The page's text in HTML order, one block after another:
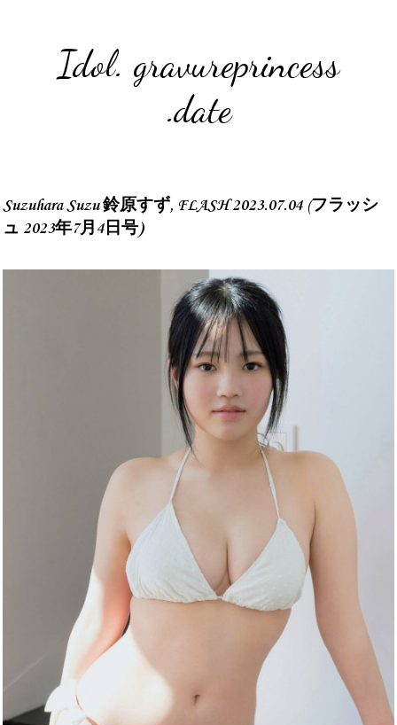
Idol. gravureprincess
.date
Suzuhara Suzu 鈴原すず, FLASH 2023.07.04 (フラッシ
ュ 2023年7月4日号)